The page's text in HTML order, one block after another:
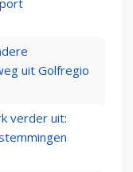
uit Golfregio
verder uit: